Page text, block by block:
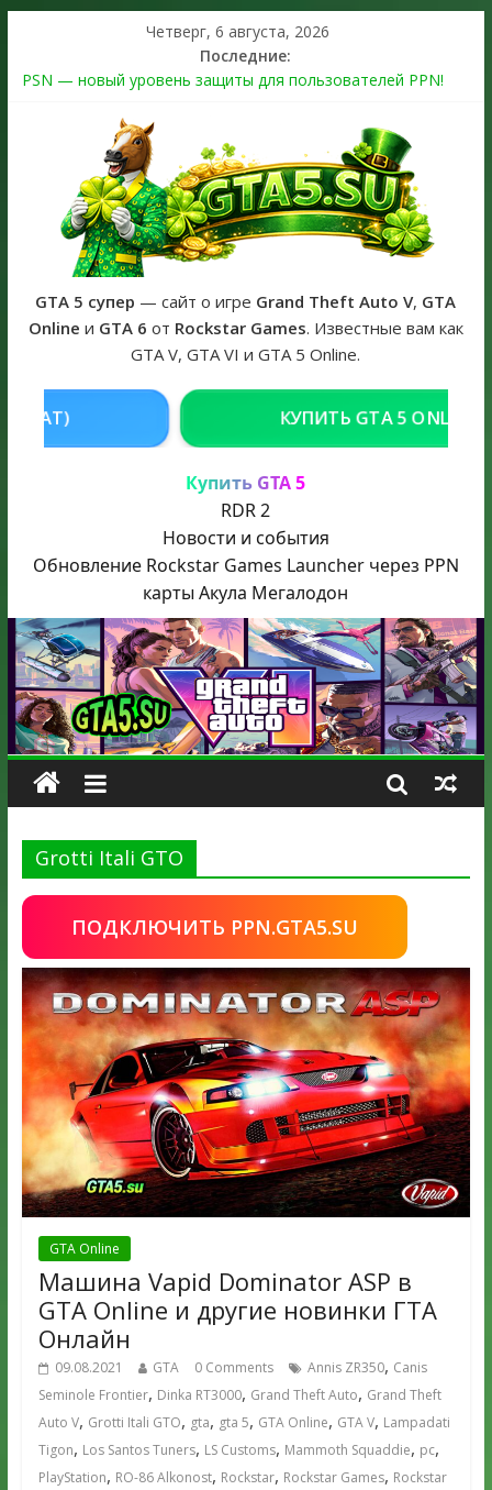
Четверг, 6 августа, 2026
Последние:
PSN — новый уровень защиты для пользователей PPN!
The Kortz Center Heist выйдет в GTA Online уже 14 июля
Регистрация в Rockstar Games Social Club ошибка #1.500.7:
как зарегистрировать аккаунт и войти без проблем в 2026
Получайте особые награды в GTA Online по программе
Fine Art Collector
GTA 6 официальная обложка игры и Предзаказ Grand Theft
Auto VI
GTA 5 супер — сайт о игре Grand Theft Auto V, GTA
Online и GTA 6 от Rockstar Games. Известные вам как
GTA V, GTA VI и GTA 5 Online.
GTA 5 ONLINE НА PC РЕШЕНИЕ
Купить GTA 5
RDR 2
Новости и события
Обновление Rockstar Games Launcher через PPN
карты Акула Мегалодон
Grotti Itali GTO
ПОДКЛЮЧИТЬ PPN.GTA5.SU
GTA Online
Машина Vapid Dominator ASP в
GTA Online и другие новинки ГТА
Онлайн
09.08.2021 GTA 0 Comments Annis ZR350, Canis
Seminole Frontier, Dinka RT3000, Grand Theft Auto, Grand Theft
Auto V, Grotti Itali GTO, gta, gta 5, GTA Online, GTA V, Lampadati
Tigon, Los Santos Tuners, LS Customs, Mammoth Squaddie, pc,
PlayStation, RO-86 Alkonost, Rockstar, Rockstar Games, Rockstar